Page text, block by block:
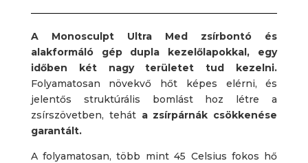
A Monosculpt Ultra Med zsírbontó és
alakformáló gép dupla kezelőlapokkal, egy
időben két nagy területet tud kezelni.
Folyamatosan növekvő hőt képes elérni, és
jelentős struktúrális bomlást hoz létre a
zsírszövetben, tehát a zsírpárnák csökkenése
garantált.
A folyamatosan, több mint 45 Celsius fokos hő